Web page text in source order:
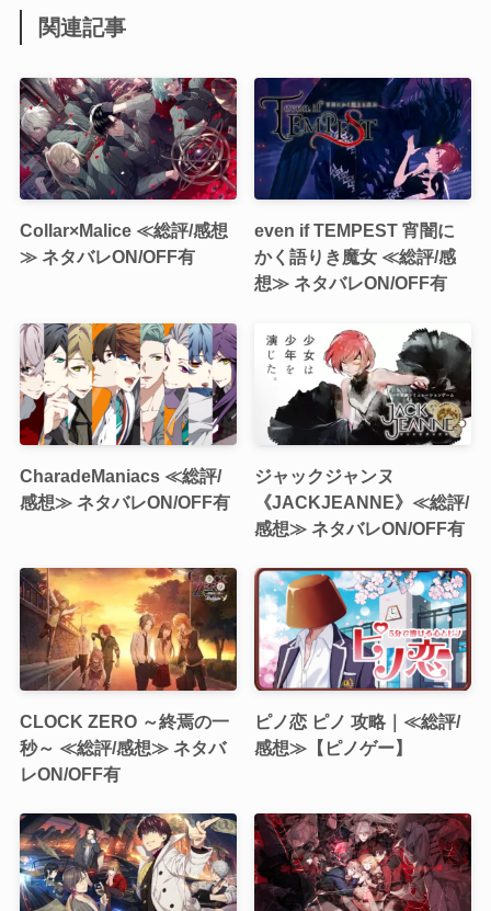
関連記事
Collar×Malice ≪総評/感想
≫ ネタバレON/OFF有
even if TEMPEST 宵闇に
かく語りき魔女 ≪総評/感
想≫ ネタバレON/OFF有
CharadeManiacs ≪総評/
感想≫ ネタバレON/OFF有
ジャックジャンヌ
《JACKJEANNE》≪総評/
感想≫ ネタバレON/OFF有
CLOCK ZERO ～終焉の一
秒～ ≪総評/感想≫ ネタバ
レON/OFF有
ピノ恋 ピノ 攻略｜≪総評/
感想≫【ピノゲー】